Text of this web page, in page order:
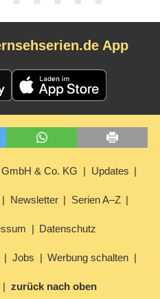
App
& Co. KG Updates
Newsletter Serien A–Z
Datenschutz
Jobs Werbung schalten
zurück nach oben